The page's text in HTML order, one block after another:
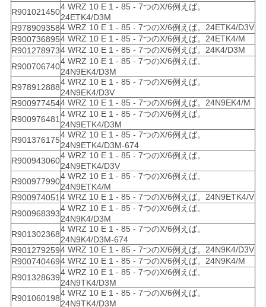
R901021450
4 WRZ 10 E 1 - 85 - 7つのX/6例えば。
24ETK4/D3M
R9789093584 WRZ 10 E 1 - 85 - 7つのX/6例えば。24ETK4/D3V
R9007368954 WRZ 10 E 1 - 85 - 7つのX/6例えば。24ETK4/M
R9012789734 WRZ 10 E 1 - 85 - 7つのX/6例えば。24K4/D3M
R900706740
4 WRZ 10 E 1 - 85 - 7つのX/6例えば。
24N9EK4/D3M
R978912888
4 WRZ 10 E 1 - 85 - 7つのX/6例えば。
24N9EK4/D3V
R9009774544 WRZ 10 E 1 - 85 - 7つのX/6例えば。24N9EK4/M
R900976481
4 WRZ 10 E 1 - 85 - 7つのX/6例えば。
24N9ETK4/D3M
R901376175
4 WRZ 10 E 1 - 85 - 7つのX/6例えば。
24N9ETK4/D3M-674
R900943060
4 WRZ 10 E 1 - 85 - 7つのX/6例えば。
24N9ETK4/D3V
R900977990
4 WRZ 10 E 1 - 85 - 7つのX/6例えば。
24N9ETK4/M
R900974051 4 WRZ 10 E 1 - 85 - 7つのX/6例えば。24N9ETK4/V
R900968393
4 WRZ 10 E 1 - 85 - 7つのX/6例えば。
24N9K4/D3M
R901302368
4 WRZ 10 E 1 - 85 - 7つのX/6例えば。
24N9K4/D3M-674
R9012792594 WRZ 10 E 1 - 85 - 7つのX/6例えば。24N9K4/D3V
R9007404694 WRZ 10 E 1 - 85 - 7つのX/6例えば。24N9K4/M
R901328639
4 WRZ 10 E 1 - 85 - 7つのX/6例えば。
24N9TK4/D3M
R901060198
4 WRZ 10 E 1 - 85 - 7つのX/6例えば。
24N9TK4/D3M